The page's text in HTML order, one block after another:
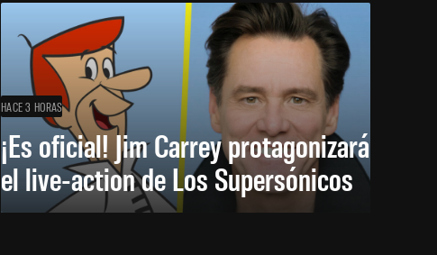
HACE 3 HORAS
¡Es oficial! Jim Carrey protagonizará
el live-action de Los Supersónicos